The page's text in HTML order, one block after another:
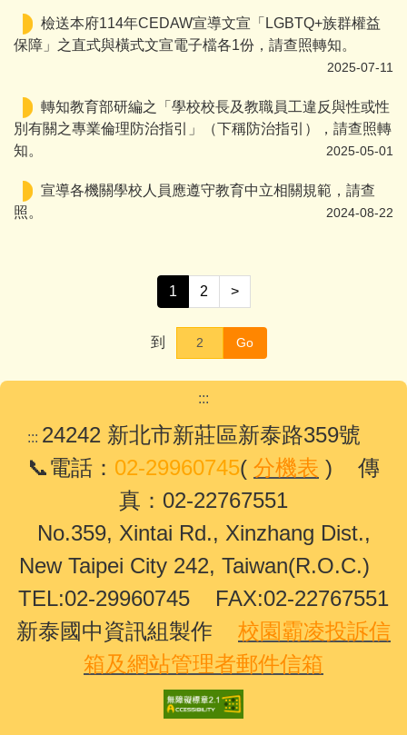
檢送本府114年CEDAW宣導文宣「LGBTQ+族群權益
保障」之直式與橫式文宣電子檔各1份，請查照轉知。
2025-07-11
轉知教育部研編之「學校校長及教職員工違反與性或性
別有關之專業倫理防治指引」（下稱防治指引），請查照轉
知。
2025-05-01
宣導各機關學校人員應遵守教育中立相關規範，請查
照。
2024-08-22
1 2 >
到 Go
:::
::: 24242 新北市新莊區新泰路359號
📞電話： 02-29960745( 分機表 ) 傳
真：02-22767551
No.359, Xintai Rd., Xinzhang Dist.,
New Taipei City 242, Taiwan(R.O.C.)
TEL:02-29960745 FAX:02-22767551
新泰國中資訊組製作 校園霸凌投訴信
箱及網站管理者郵件信箱